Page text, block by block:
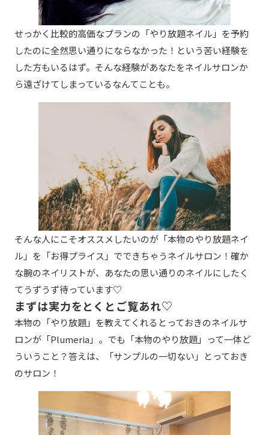
せっかく比較的高価なプランの「やり放題ネイル」を予約
したのに全然思い通りにならなかった！という苦い経験を
した方もいるはず。そんな経験があなたをネイルサロンか
ら遠ざけてしまっているなんてことも。
そんな人にこそオススメしたいのが「本物のやり放題ネイ
ル」を「お得プライス」でできちゃうネイルサロン！確か
な腕のネイリストが、あなたの思い通りのネイルにしたく
てうずうず待っています♡
まずは実力をとくとご覧あれ♡
本物の「やり放題」を教えてくれるとっておきのネイルサ
ロンが「Plumeria」。でも「本物のやり放題」って一体ど
ういうこと？答えは、「サンプルの一切ない」とっておき
のサロン！